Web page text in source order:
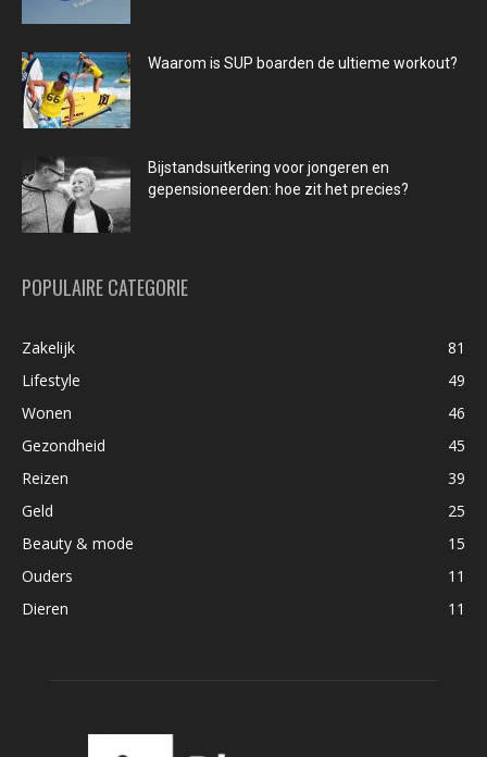
Waarom is SUP boarden de ultieme workout?
Bijstandsuitkering voor jongeren en
gepensioneerden: hoe zit het precies?
POPULAIRE CATEGORIE
Zakelijk
81
Lifestyle
49
Wonen
46
Gezondheid
45
Reizen
39
Geld
25
Beauty & mode
15
Ouders
11
Dieren
11